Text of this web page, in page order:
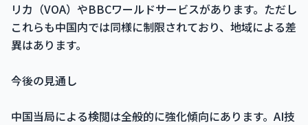
リカ（VOA）やBBCワールドサービスがあります。ただし
これらも中国内では同様に制限されており、地域による差
異はあります。
今後の見通し
中国当局による検閲は全般的に強化傾向にあります。AI技